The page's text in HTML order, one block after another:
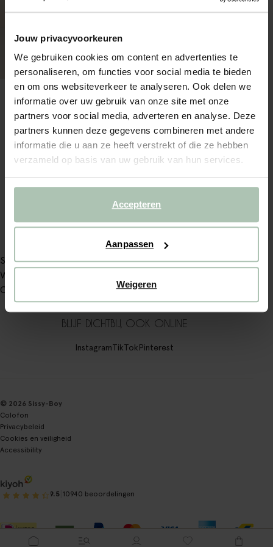
Jouw privacyvoorkeuren
We gebruiken cookies om content en advertenties te
personaliseren, om functies voor social media te bieden
en om ons websiteverkeer te analyseren. Ook delen we
informatie over uw gebruik van onze site met onze
partners voor social media, adverteren en analyse. Deze
partners kunnen deze gegevens combineren met andere
informatie die u aan ze heeft verstrekt of die ze hebben
verzameld op basis van uw gebruik van hun services.
Accepteren
Aanpassen
Weigeren
LEE grijze barrel jeans
Service
Winkels
Over Sissy-Boy
BLIJF DICHTBIJ, OOK ONLINE
InstagramTikTokPinterest
© 2026 Sissy-Boy
Colofon
Privacybeleid
Cookies en veiligheid
Accessibility
9.5 10940 beoordelingen